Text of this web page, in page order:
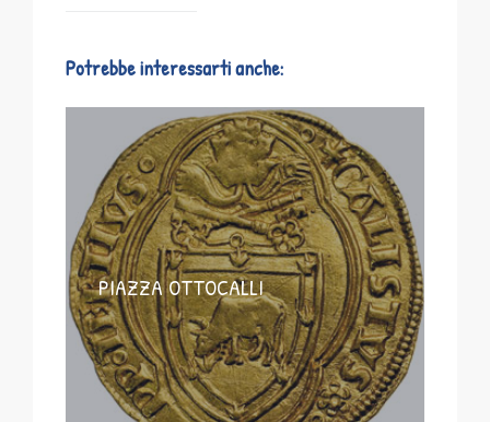
Potrebbe interessarti anche:
PIAZZA OTTOCALLI